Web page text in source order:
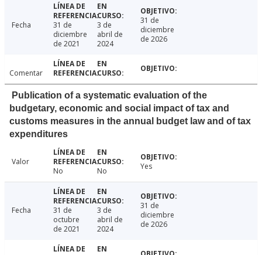
Fecha
31 de
diciembre
de 2021
3 de
abril de
2024
31 de
diciembre
de 2026
Comentar
Publication of a systematic evaluation of the
budgetary, economic and social impact of tax and
customs measures in the annual budget law and of tax
expenditures
Valor
No
No Yes
Fecha
31 de
octubre
de 2021
3 de
abril de
2024
31 de
diciembre
de 2026